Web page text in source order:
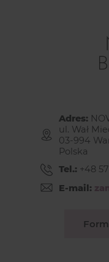
Adres:
ul. Wał
03-994
Polska
Tel.: +48
E-mail: